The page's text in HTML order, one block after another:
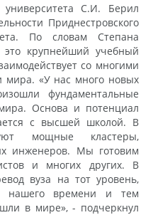
С.И. Берил
Приднестровского
По словам Степана
крупнейший учебный
со многими
мира. «У нас много новых
фундаментальные
Основа и потенциал
с высшей школой. В
мощные кластеры,
инженеров. Мы готовим
и многих других. В
вуза на тот уровень,
нашего времени и тем
в мире», - подчеркнул